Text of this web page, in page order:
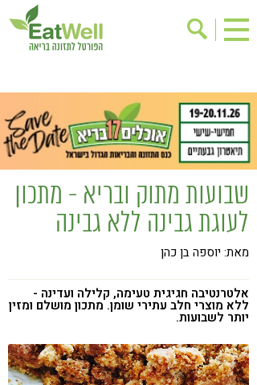
בישול בריא
אינדקס עסקים
ריפוי ומניעת מחלות
בריאות האישה
תוספי תזונה
מתכוני בריאות
אירועים
שינוי תזונתי
גישות בתזונה
דיאטה
ניקוי רעלים
ילדים
תזונה וספורט
הפרעות קשב & ריכוז
רגישות לגלוטן
טעים להכיר
קורונה
טבעונות
שבועות מתוק ובריא - מתכון
לעוגת גבינה ללא גבינה
מאת: יוספה בן כהן
אלטרנטיבה חגיגית טעימה, קלילה ועדינה -
ללא מוצרי חלב עתירי שומן. מתכון מושלם ומזין
יותר לשבועות.